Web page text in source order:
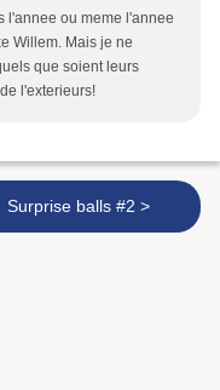
l'annee ou meme l'annee
Willem. Mais je ne
que soient leurs
l'exterieurs!
Surprise balls #2 >